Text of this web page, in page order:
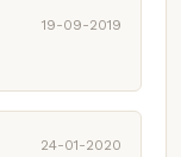
19-09-2019
24-01-2020